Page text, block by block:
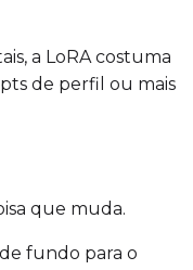
Force First
Force First Sample
Disable Sampling
Disable Sampling
a LoRA costuma
de perfil ou mais
que muda.
fundo para o